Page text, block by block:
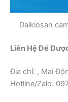
Daikiosan
Liên Hệ Để
Địa chỉ: , Mai
Hotline/Zalo: